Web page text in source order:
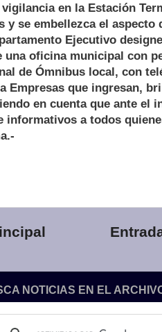
en la Estación
se embellezca el aspecto
Ejecutivo
una oficina municipal con
de Ómnibus local, con
Empresas que ingresan,
en cuenta que ante el
informativos a todos
NOTICIAS EN EL